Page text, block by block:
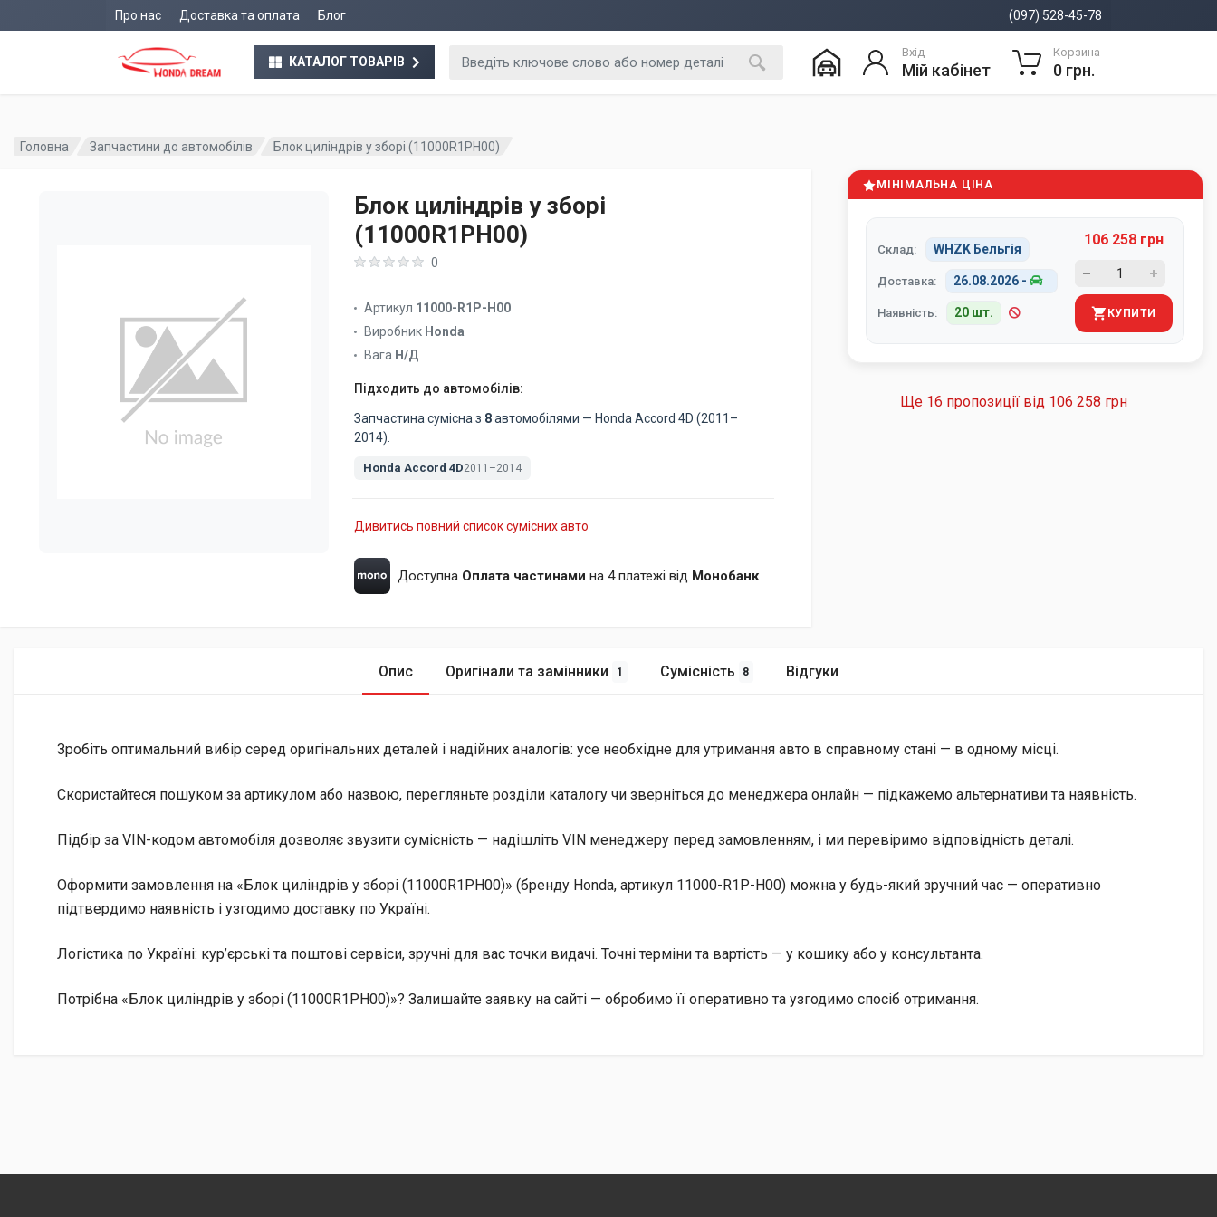
Про нас Доставка та оплата Блог (097) 528-45-78
КАТАЛОГ ТОВАРІВ
Вхід
Мій кабінет
Корзина
0 грн.
Головна Запчастини до автомобілів Блок циліндрів у зборі (11000R1PH00)
Блок циліндрів у зборі
(11000R1PH00)
0
Артикул 11000-R1P-H00
Виробник Honda
Вага Н/Д
Підходить до автомобілів:
Запчастина сумісна з 8автомобілями — Honda Accord 4D (2011–
2014).
Honda Accord 4D2011–2014
Дивитись повний список сумісних авто
Доступна Оплата частинами на 4 платежі від Монобанк
МІНІМАЛЬНА ЦІНА
Склад: WHZK Бельгія
Доставка: 26.08.2026 -
Наявність: 20 шт.
106 258 грн
КУПИТИ
Ще 16 пропозиції від 106 258 грн
Опис Оригінали та замінники 1 Сумісність 8 Відгуки
Зробіть оптимальний вибір серед оригінальних деталей і надійних аналогів: усе необхідне для утримання авто в справному стані — в одному місці.
Скористайтеся пошуком за артикулом або назвою, перегляньте розділи каталогу чи зверніться до менеджера онлайн — підкажемо альтернативи та наявність.
Підбір за VIN-кодом автомобіля дозволяє звузити сумісність — надішліть VIN менеджеру перед замовленням, і ми перевіримо відповідність деталі.
Оформити замовлення на «Блок циліндрів у зборі (11000R1PH00)» (бренду Honda, артикул 11000-R1P-H00) можна у будь-який зручний час — оперативно
підтвердимо наявність і узгодимо доставку по Україні.
Логістика по Україні: кур’єрські та поштові сервіси, зручні для вас точки видачі. Точні терміни та вартість — у кошику або у консультанта.
Потрібна «Блок циліндрів у зборі (11000R1PH00)»? Залишайте заявку на сайті — обробимо її оперативно та узгодимо спосіб отримання.